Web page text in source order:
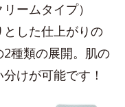
ームタイプ）
した仕上がりの
種類の展開。肌の
けが可能です！